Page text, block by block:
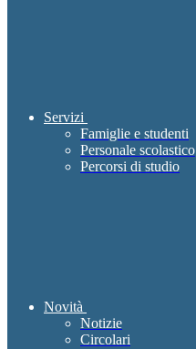
Servizi
Famiglie e studenti
Personale scolastico
Percorsi di studio
Novità
Notizie
Circolari